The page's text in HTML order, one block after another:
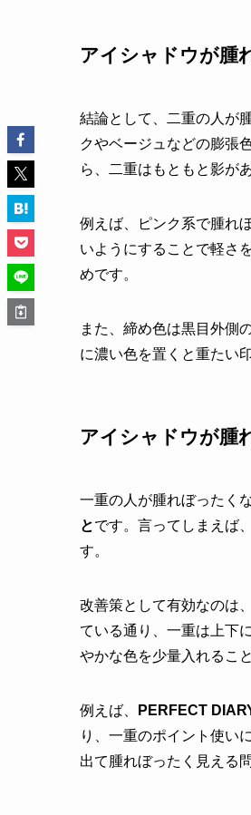
アイシャドウが腫
結論として、二重の人が
クやベージュなどの膨張
ら、二重はもともと影が
例えば、ピンク系で腫れ
いようにすることで軽さ
めです。
また、締め色は黒目外側
に濃い色を置くと重たい
アイシャドウが腫
一重の人が腫れぼったく
とです。言ってしまえば
す。
改善策として有効なのは
ている通り、一重は上下
やかな色を少量入れるこ
例えば、 PERFECT
り、一重のポイント使い
出て腫れぼったく見える